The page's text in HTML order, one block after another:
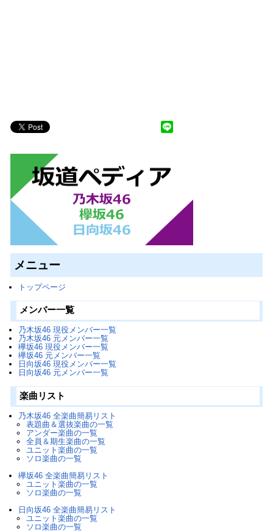
メニュー
トップページ
メンバー一覧
乃木坂46 現役メンバー一覧
乃木坂46 元メンバー一覧
欅坂46 現役メンバー一覧
欅坂46 元メンバー一覧
日向坂46 現役メンバー一覧
日向坂46 元メンバー一覧
楽曲リスト
乃木坂46 全楽曲簡易リスト
表題曲＆選抜楽曲の一覧
アンダー楽曲の一覧
全員＆期生楽曲の一覧
ユニット楽曲の一覧
ソロ楽曲の一覧
欅坂46 全楽曲簡易リスト
ユニット楽曲の一覧
ソロ楽曲の一覧
日向坂46 全楽曲簡易リスト
ユニット楽曲の一覧
ソロ楽曲の一覧